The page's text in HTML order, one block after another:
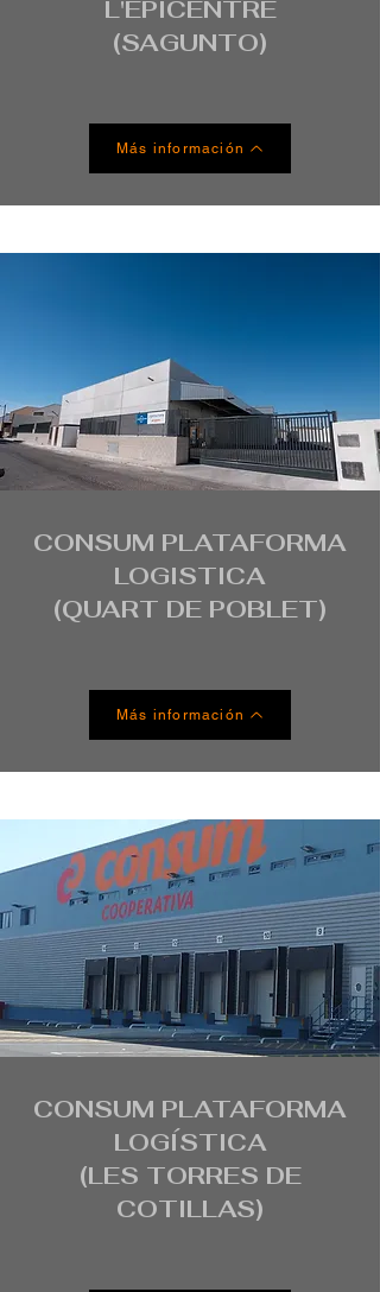
L'EPICENTRE
(SAGUNTO)
Más información
CONSUM PLATAFORMA
LOGISTICA
(QUART DE POBLET)
Más información
CONSUM PLATAFORMA
LOGÍSTICA
(LES TORRES DE
COTILLAS)